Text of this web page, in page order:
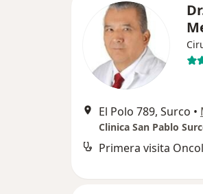
El Polo 789, Surco •
Clinica San Pablo
Primera visita